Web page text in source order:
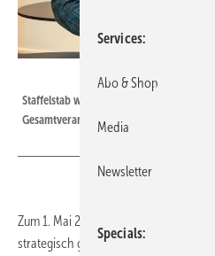
Staffelstab weitergereicht: Robert Reisch
Gesamtverantwortung für den Alfons
Zum 1. Mai 2020 vollzieht sich bei
strategisch geplante
Services
Abo & Shop
Media
Newsletter
Specials